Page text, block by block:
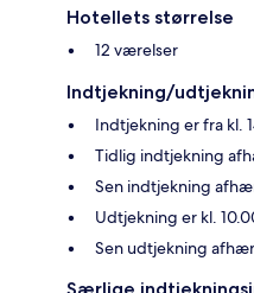
Hotellets størrelse
12 værelser
Indtjekning/
Indtjekning er fra kl.
Tidlig indtjekning
Sen indtjekning
Udtjekning er kl.
Sen udtjekning